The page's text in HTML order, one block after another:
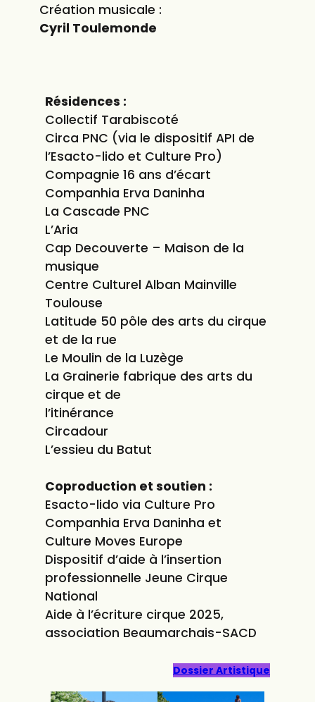
Création musicale :
Cyril Toulemonde
Résidences :
Collectif Tarabiscoté
Circa PNC (via le dispositif API de
l’Esacto-lido et Culture Pro)
Compagnie 16 ans d’écart
Companhia Erva Daninha
La Cascade PNC
L’Aria
Cap Decouverte – Maison de la
musique
Centre Culturel Alban Mainville
Toulouse
Latitude 50 pôle des arts du cirque
et de la rue
Le Moulin de la Luzège
La Grainerie fabrique des arts du
cirque et de
l’itinérance
Circadour
L’essieu du Batut
Coproduction et soutien :
Esacto-lido via Culture Pro
Companhia Erva Daninha et
Culture Moves Europe
Dispositif d’aide à l’insertion
professionnelle Jeune Cirque
National
Aide à l’écriture cirque 2025,
association Beaumarchais-SACD
Dossier Artistique